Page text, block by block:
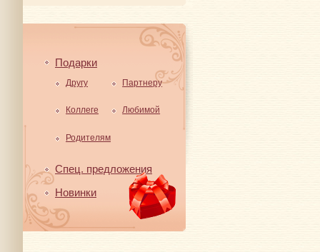
Подарки
Другу Партнеру
Коллеге Любимой
Родителям
Спец. предложения
Новинки